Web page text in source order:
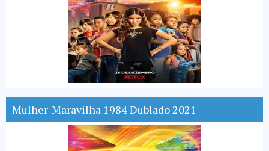
Mulher-Maravilha 1984 Dublado 2021